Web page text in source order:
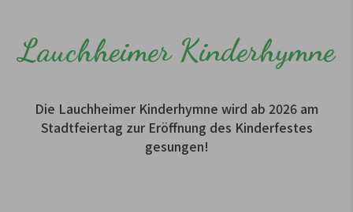
Lauchheimer Kinderhymne
Die Lauchheimer Kinderhymne wird ab 2026 am
Stadtfeiertag zur Eröffnung des Kinderfestes
gesungen!